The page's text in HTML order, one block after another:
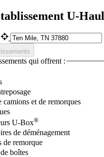
U-Haul
qui offrent :
camions et de remorques
U-Box®
de déménagement
de remorque
boîtes